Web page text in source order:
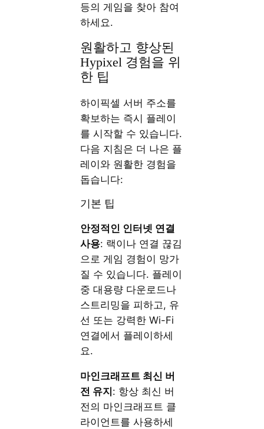
등의 게임을 찾아 참여
하세요.
원활하고 향상된
Hypixel 경험을 위
한 팁
하이픽셀 서버 주소를
확보하는 즉시 플레이
를 시작할 수 있습니다.
다음 지침은 더 나은 플
레이와 원활한 경험을
돕습니다:
기본 팁
안정적인 인터넷 연결
사용: 랙이나 연결 끊김
으로 게임 경험이 망가
질 수 있습니다. 플레이
중 대용량 다운로드나
스트리밍을 피하고, 유
선 또는 강력한 Wi-Fi
연결에서 플레이하세
요.
마인크래프트 최신 버
전 유지 : 항상 최신 버
전의 마인크래프트 클
라이언트를 사용하세